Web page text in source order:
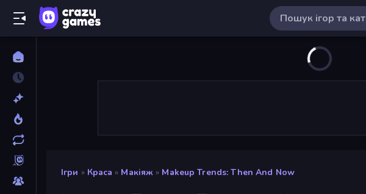
Ігри » Краса » Макіяж » Makeup Trends: Then And Now